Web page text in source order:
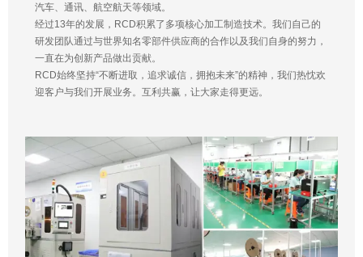
汽车、通讯、航空航天等领域。
经过13年的发展，RCD积累了多项核心加工制造技术。我们自己的
研发团队通过与世界知名零部件供应商的合作以及我们自身的努力，
一直在为创新产品做出贡献。
RCD始终坚持“不断进取，追求诚信，拥抱未来”的精神，我们热忱欢
迎客户与我们开展业务。互利共赢，让大家走得更远。